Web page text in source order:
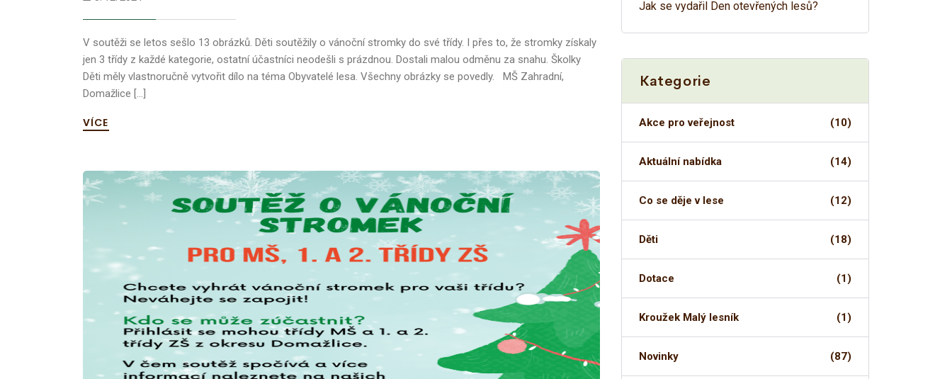
V soutěži se letos sešlo 13 obrázků. Děti soutěžily o vánoční stromky do své třídy. I přes to, že stromky získaly
jen 3 třídy z každé kategorie, ostatní účastníci neodešli s prázdnou. Dostali malou odměnu za snahu. Školky
Děti měly vlastnoručně vytvořit dílo na téma Obyvatelé lesa. Všechny obrázky se povedly. MŠ Zahradní,
Domažlice […]
VÍCE
Jak se vydařil Den otevřených lesů?
Kategorie
Akce pro veřejnost (10)
Aktuální nabídka (14)
Co se děje v lese (12)
Děti (18)
Dotace (1)
Kroužek Malý lesník (1)
Novinky (87)